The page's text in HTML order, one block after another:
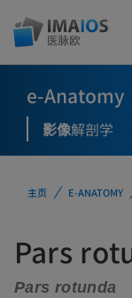
e-Anatomy
影像解剖学
主页 E-ANATOMY
Pars
Pars rotunda